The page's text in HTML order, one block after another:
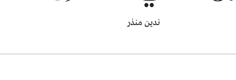
ندين منذر